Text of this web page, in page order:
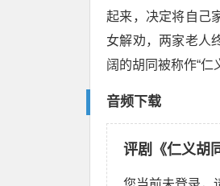
起来，决定将自己
女解劝，两家老人
阔的胡同被称作“仁
音频下载
评剧《仁义胡